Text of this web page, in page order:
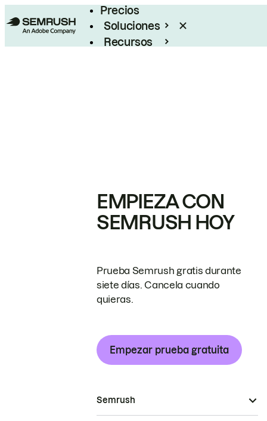
Precios
Soluciones
Recursos
EMPIEZA CON
SEMRUSH HOY
Prueba Semrush gratis durante
siete días. Cancela cuando
quieras.
Empezar prueba gratuita
Semrush